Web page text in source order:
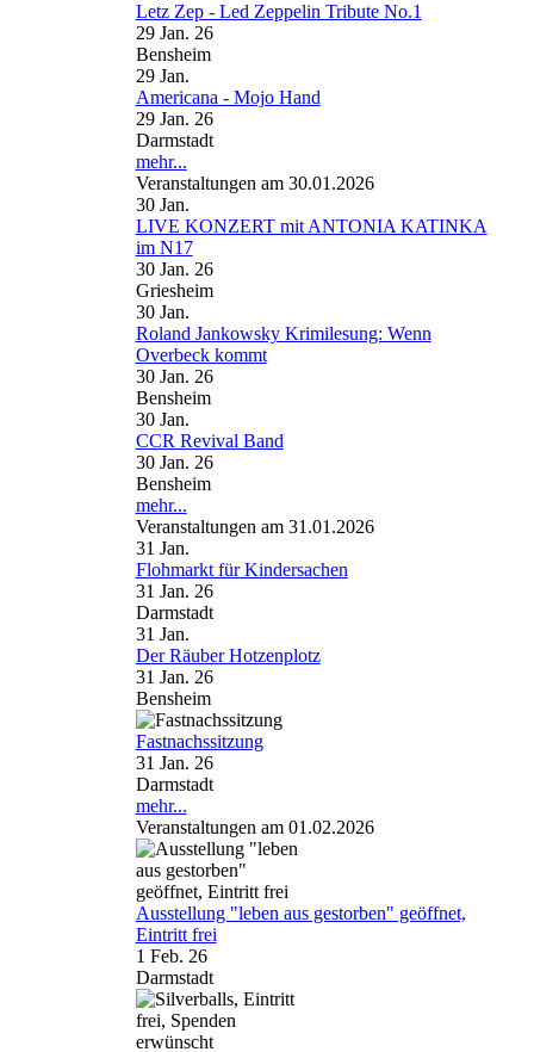
Letz Zep - Led Zeppelin Tribute No.1
29 Jan. 26
Bensheim
29 Jan.
Americana - Mojo Hand
29 Jan. 26
Darmstadt
mehr...
Veranstaltungen am 30.01.2026
30 Jan.
LIVE KONZERT mit ANTONIA KATINKA
im N17
30 Jan. 26
Griesheim
30 Jan.
Roland Jankowsky Krimilesung: Wenn
Overbeck kommt
30 Jan. 26
Bensheim
30 Jan.
CCR Revival Band
30 Jan. 26
Bensheim
mehr...
Veranstaltungen am 31.01.2026
31 Jan.
Flohmarkt für Kindersachen
31 Jan. 26
Darmstadt
31 Jan.
Der Räuber Hotzenplotz
31 Jan. 26
Bensheim
Fastnachssitzung
31 Jan. 26
Darmstadt
mehr...
Veranstaltungen am 01.02.2026
Ausstellung "leben aus gestorben" geöffnet,
Eintritt frei
1 Feb. 26
Darmstadt